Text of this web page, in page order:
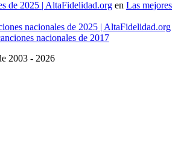
de 2025 | AltaFidelidad.org en Las mejores
nacionales de 2025 | AltaFidelidad.org
nacionales de 2017
2003 - 2026